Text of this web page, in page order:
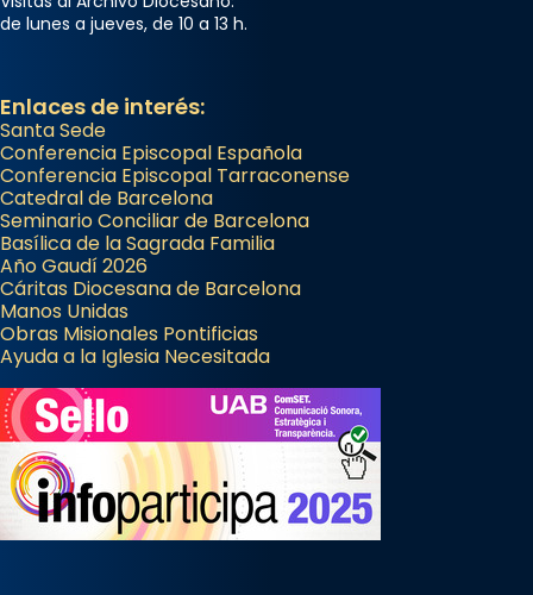
Foto
de lunes a jueves, de 10 a 13 h.
Enlaces de interés:
Santa Sede
Conferencia Episcopal Española
Conferencia Episcopal Tarraconense
Catedral de Barcelona
Seminario Conciliar de Barcelona
Basílica de la Sagrada Familia
Año Gaudí 2026
Cáritas Diocesana de Barcelona
Manos Unidas
Obras Misionales Pontificias
Ayuda a la Iglesia Necesitada